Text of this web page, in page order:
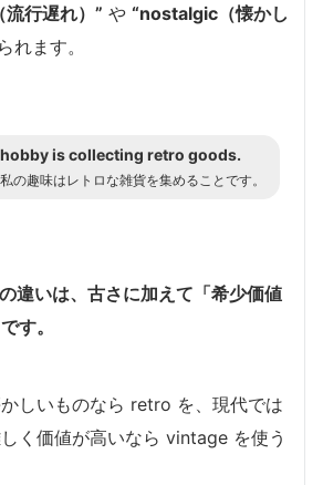
行遅れ）” や “nostalgic（懐かし
れます。
is collecting retro goods.
の趣味はレトロな雑貨を集めることです。
違いは、古さに加えて「希少価値
す。
しいものなら retro を、現代では
く価値が高いなら vintage を使う